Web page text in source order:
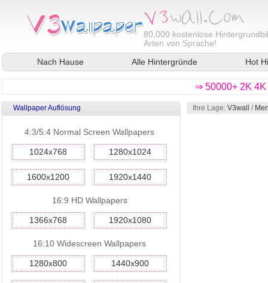
80,000 kostenlose
Arten von Sprache!
Nach Hause
Alle Hintergründe Hot
⇒ 50000+ 2K
Wallpaper Auflösung
4:3/5:4 Normal Screen Wallpapers
1024x768 1280x1024
1600x1200 1920x1440
16:9 HD Wallpapers
1366x768 1920x1080
16:10 Widescreen Wallpapers
1280x800 1440x900
Ihre Lage: V3wall /